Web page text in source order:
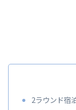
2ラウンド宿